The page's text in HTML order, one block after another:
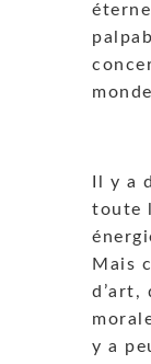
Il y a
toute
Mais
d’art,
y a